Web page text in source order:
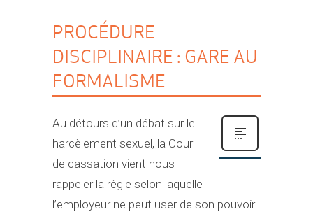
PROCÉDURE
DISCIPLINAIRE : GARE AU
FORMALISME
Au détours d’un débat sur le
harcèlement sexuel, la Cour
de cassation vient nous
rappeler la règle selon laquelle
l’employeur ne peut user de son pouvoir